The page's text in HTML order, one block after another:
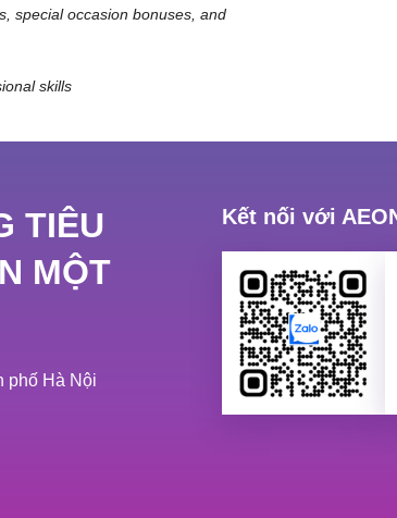
special occasion bonuses, and
skills
TIÊU
MỘT
phố Hà Nội
Kết nối với